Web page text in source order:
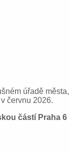
úřadě
červnu 2026.
částí Praha 6